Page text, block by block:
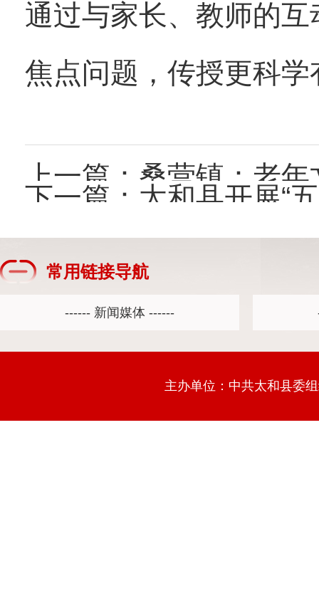
通过与家长、教师的
焦点问题，传授更科
上一篇： 桑营镇：老
下一篇： 太和县开展“
常用链接导航
主办单位：中共太和县委